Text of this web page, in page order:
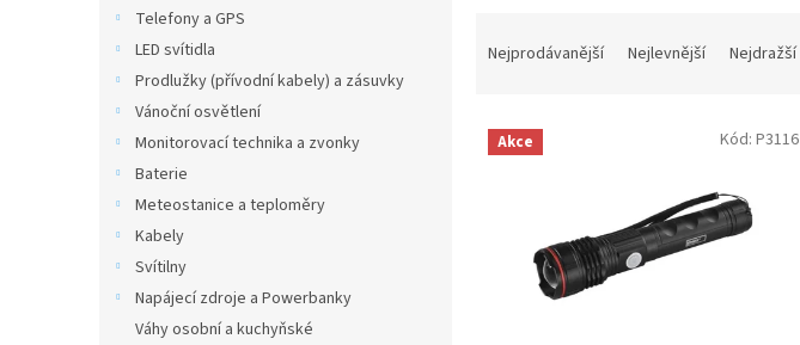
Telefony a GPS
LED svítidla
Prodlužky (přívodní kabely) a zásuvky
Vánoční osvětlení
Monitorovací technika a zvonky
Baterie
Meteostanice a teploměry
Kabely
Svítilny
Napájecí zdroje a Powerbanky
Váhy osobní a kuchyňské
n
Nejprodávanější Nejlevnější Nejdražší
V Akce Kód: P3116